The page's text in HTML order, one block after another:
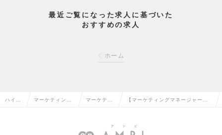
最近ご覧になった求人に基づいた
おすすめの求人
ホーム
ハイク マーケティン マーケティ
企画の転職
【マーケティングマネージャー】
で統括｜CMO候補の求人情報